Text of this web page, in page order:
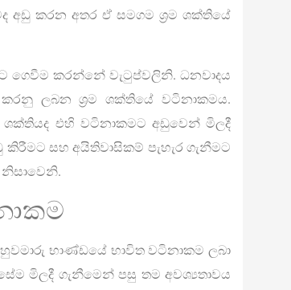
අඩු කරන අතර ඒ සමගම ශ්‍රම ශක්තියේ
ගෙවීම කරන්නේ වැටුප්වලිනි. ධනවාදය
ලබන ශ්‍රම ශක්තියේ වටිනාකමය.
එහි වටිනාකමට අඩුවෙන් මිලදී
සහ අයිතිවාසිකම් පැහැර ගැනීමට
භාණ්ඩයේ භාවිත වටිනාකම ලබා
මිලදී ගැනීමෙන් පසු තම අවශ්‍යතාවය